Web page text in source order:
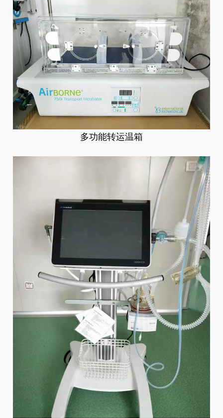
多功能转运温箱